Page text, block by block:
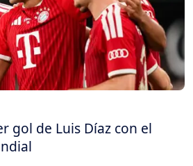
gol de Luis Díaz con el